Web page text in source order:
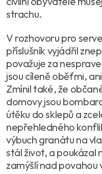
strachu.
V rozhovoru pro
příslušník vyjádřil
považuje za
jsou cíleně oběťmi,
Zmínil také, že
domovy jsou
útěku do sklepů a
nepřehledného
výbuch granátu na
stál život, a poukázal
zamýšlí nad povahou